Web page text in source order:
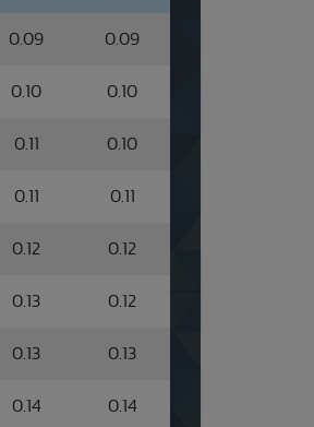
0.09 0.09
0.10 0.10
0.11 0.10
0.11 0.11
0.12 0.12
0.13 0.12
0.13 0.13
0.14 0.14